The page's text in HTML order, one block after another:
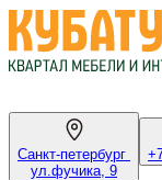
Санкт-петербург
ул.фучика, 9